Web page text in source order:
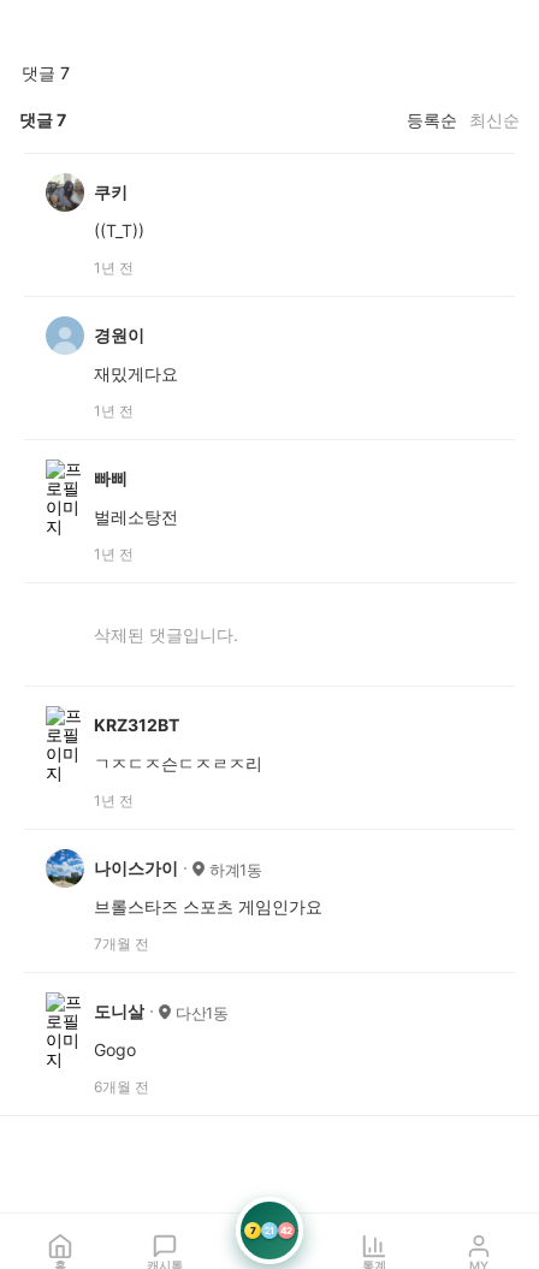
댓글 7
댓글7 등록순 최신순
쿠키
((T_T))
1년 전
경원이
재밌게다요
1년 전
빠삐
벌레소탕전
1년 전
삭제된 댓글입니다.
KRZ312BT
ㄱㅈㄷㅈ슨ㄷㅈㄹㅈ리
1년 전
나이스가이 하계1동
브롤스타즈 스포츠 게임인가요
7개월 전
도니살 다산1동
Gogo
6개월 전
홈 캐시톡
7 21 42
통계 MY